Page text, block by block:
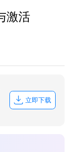
激活
立即下载